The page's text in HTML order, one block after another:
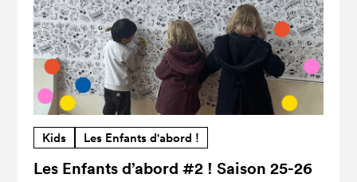
Kids Les Enfants d'abord !
Les Enfants d’abord #2 ! Saison 25-26